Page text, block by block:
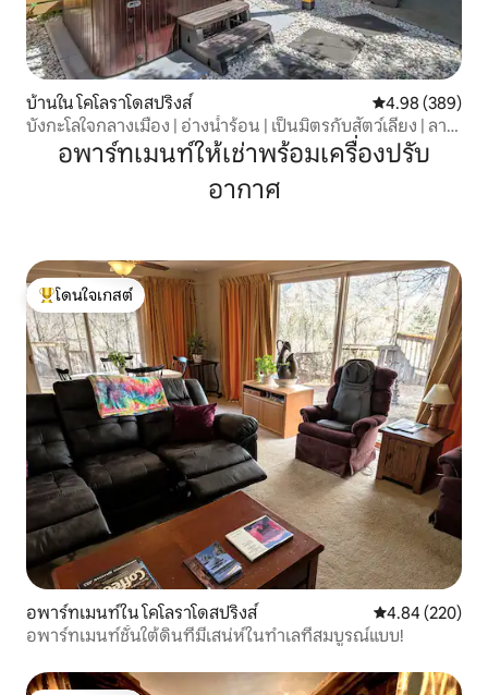
บ้านใน โคโลราโดสปริงส์ คะแนนเฉลี่ย
4.98 (389)
บังกะโลใจกลางเมือง | อ่างน้ำร้อน | เป็นมิตรกับสัตว์เลี้ยง | ลาน
อพาร์ทเมนท์ให้เช่าพร้อมเครื่องปรับ
อากาศ
โดนใจเกสต์ที่สุด
โดนใจเกสต์
อพาร์ทเมนท์ใน โคโลราโดสปริงส์ คะแนนเฉลี่ย
4.84 (220)
อพาร์ทเมนท์ชั้นใต้ดินที่มีเสน่ห์ในทำเลที่สมบูรณ์แบบ!